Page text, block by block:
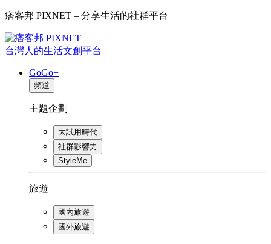
痞客邦 PIXNET – 分享生活的社群平台
台灣人的生活文創平台
GoGo+
頻道
主題企劃
大試用時代
社群影響力
StyleMe
旅遊
國內旅遊
國外旅遊